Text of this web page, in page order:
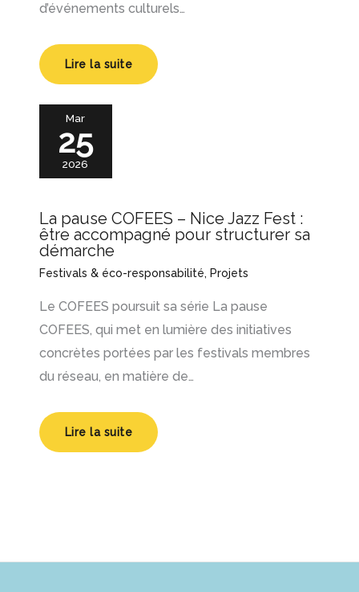
d’événements culturels…
Lire la suite
Mar
25
2026
La pause COFEES – Nice Jazz Fest :
être accompagné pour structurer sa
démarche
Festivals & éco-responsabilité, Projets
Le COFEES poursuit sa série La pause
COFEES, qui met en lumière des initiatives
concrètes portées par les festivals membres
du réseau, en matière de…
Lire la suite